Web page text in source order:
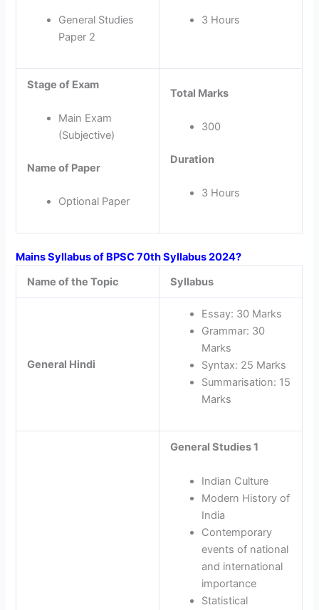
General Studies
Paper 2
3 Hours
Stage of Exam
Main Exam
(Subjective)
Name of Paper
Optional Paper
Total Marks
300
Duration
3 Hours
Mains Syllabus of BPSC 70th Syllabus 2024?
Name of the Topic
Syllabus
General Hindi
Essay: 30 Marks
Grammar: 30
Marks
Syntax: 25 Marks
Summarisation: 15
Marks
General Studies 1
Indian Culture
Modern History of
India
Contemporary
events of national
and international
importance
Statistical